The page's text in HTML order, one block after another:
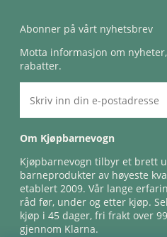
Abonner på vårt nyhetsbrev
Motta informasjon om
rabatter.
Om Kjøpbarnevogn
Kjøpbarnevogn tilbyr et brett
barneprodukter av høyeste
etablert 2009. Vår lange
råd før, under og etter kjøp.
kjøp i 45 dager, fri frakt over
gjennom Klarna.